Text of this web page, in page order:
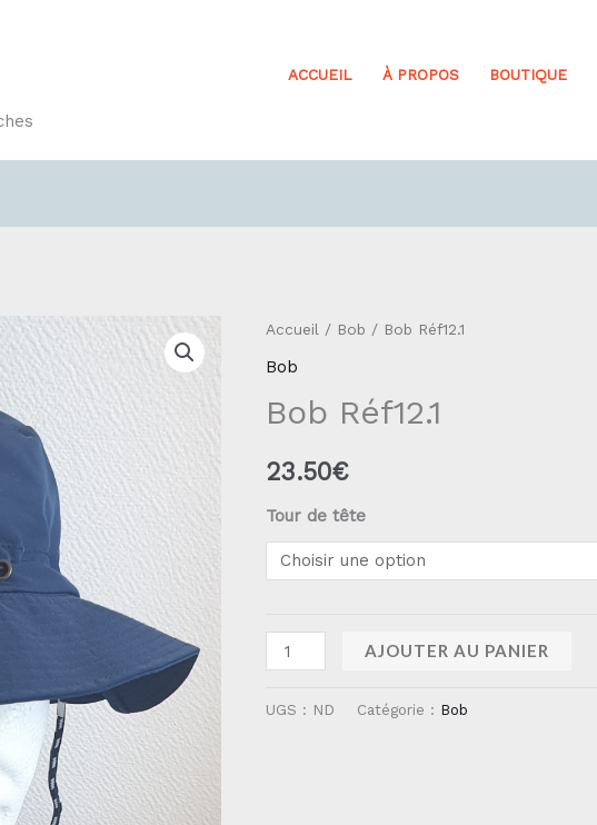
ACCUEIL À PROPOS BOUTIQUE
Accueil / Bob / Bob Réf12.1
Bob
Bob Réf12.1
23.50€
Tour de tête
quantité
de
Réf12.1
AJOUTER AU PANIER
UGS : ND Catégorie : Bob